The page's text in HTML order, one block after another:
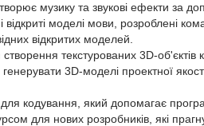
музику та звукові ефекти за
відкриті моделі мови, розроблені
відкритих моделей.
текстурованих 3D-
3D-моделі проектної
кодування, який допомагає
для нових розробників, які